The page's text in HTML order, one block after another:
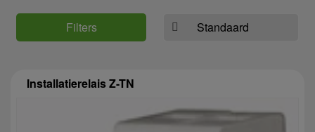
Filters
Installatierelais Z-TN